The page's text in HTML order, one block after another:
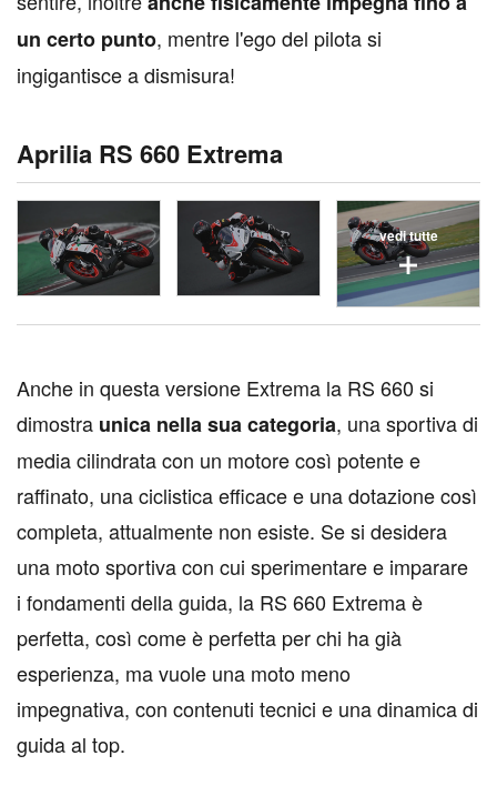
un certo punto, mentre l'ego del pilota si
ingigantisce a dismisura!
Aprilia RS 660 Extrema
vedi tutte
Anche in questa versione Extrema la RS 660 si
dimostra unica nella sua categoria, una sportiva di
media cilindrata con un motore così potente e
raffinato, una ciclistica efficace e una dotazione così
completa, attualmente non esiste. Se si desidera
una moto sportiva con cui sperimentare e imparare
i fondamenti della guida, la RS 660 Extrema è
perfetta, così come è perfetta per chi ha già
esperienza, ma vuole una moto meno
impegnativa, con contenuti tecnici e una dinamica di
guida al top.